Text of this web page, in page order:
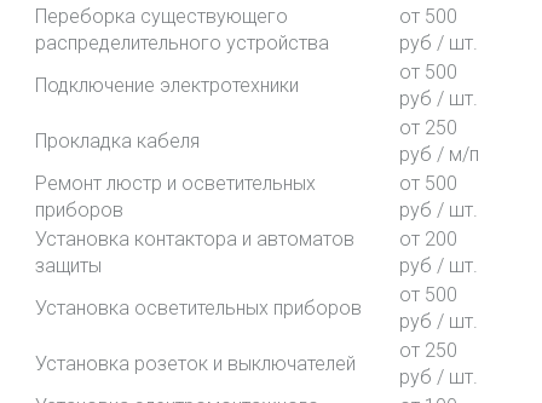
Переборка существующего
распределительного устройства
от 500
руб / шт.
Подключение электротехники
от 500
руб / шт.
Прокладка кабеля
от 250
руб / м/п
Ремонт люстр и осветительных
приборов
от 500
руб / шт.
Установка контактора и автоматов
защиты
от 200
руб / шт.
Установка осветительных приборов
от 500
руб / шт.
Установка розеток и выключателей
от 250
руб / шт.